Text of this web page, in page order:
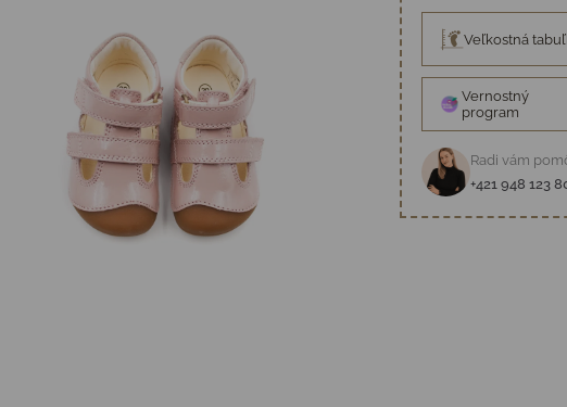
Veľkostná
Vernostný
program
Radi vám
+421 948 123